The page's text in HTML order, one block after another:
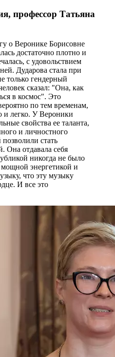
профессор Татьяна
о Веронике Борисовне
достаточно плотно и
с удовольствием
Дударова стала при
только гендерный
сказал: "Она, как
в космос". Это
по тем временам,
и легко. У Вероники
свойства ее таланта,
и личностного
стать
Она отдавала себя
никогда не было
энергетикой и
что эту музыку
И все это